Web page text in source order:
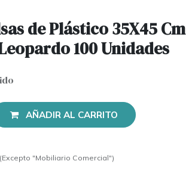
de Plástico 35X45 Cm
100 Unidades
AÑADIR AL CARRITO
"Mobiliario Comercial")